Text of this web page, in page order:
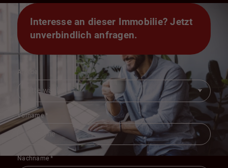
Interesse an dieser Immobilie? Jetzt
unverbindlich anfragen.
Anrede
Vorname*
Nachname*